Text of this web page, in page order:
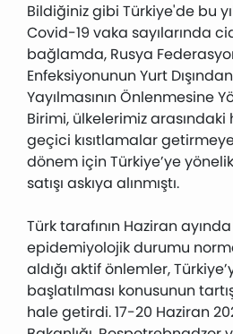
Bildiğiniz gibi Türkiye'de bu
Covid-19 vaka sayılarında
bağlamda, Rusya
Enfeksiyonunun Yurt
Yayılmasının Önlenmesine
Birimi, ülkelerimiz
geçici kısıtlamalar
dönem için Türkiye’ye
satışı askıya alınmıştı.
Türk tarafının Haziran
epidemiyolojik durumu
aldığı aktif önlemler,
başlatılması konusunun
hale getirdi. 17-20 Haziran